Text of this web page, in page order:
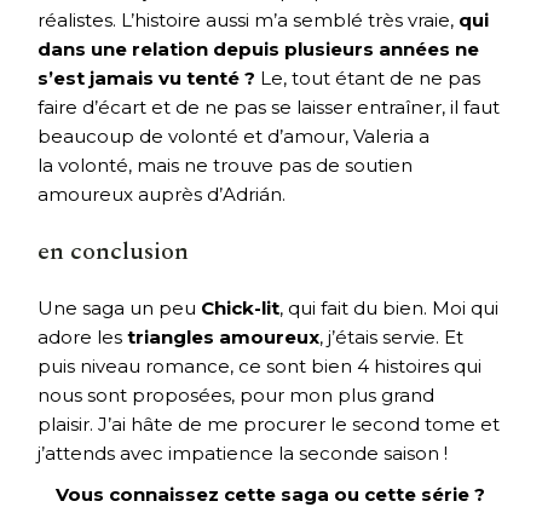
réalistes. L’histoire aussi m’a semblé très vraie, qui
dans une relation depuis plusieurs années ne
s’est jamais vu tenté ? Le, tout étant de ne pas
faire d’écart et de ne pas se laisser entraîner, il faut
beaucoup de volonté et d’amour, Valeria a
la volonté, mais ne trouve pas de soutien
amoureux auprès d’Adrián.
en conclusion
Une saga un peu Chick-lit, qui fait du bien. Moi qui
adore lestriangles amoureux, j’étais servie. Et
puis niveau romance, ce sont bien 4 histoires qui
nous sont proposées, pour mon plus grand
plaisir. J’ai hâte de me procurer le second tome et
j’attends avec impatience la seconde saison !
Vous connaissez cette saga ou cette série ?